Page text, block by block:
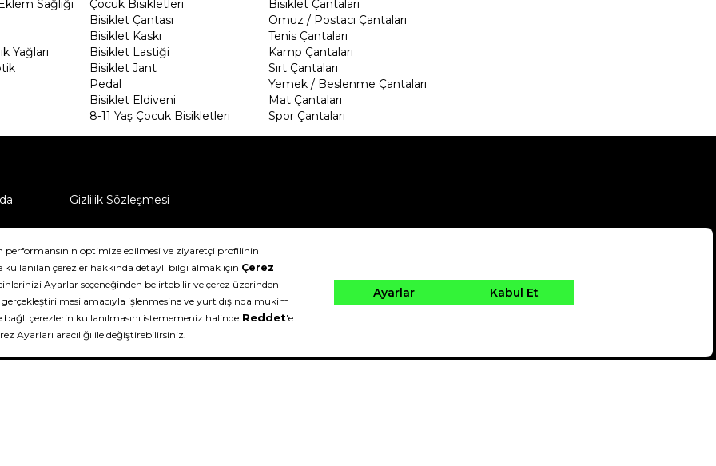
Sağlığı
Yağları
Çocuk Bisikletleri
Bisiklet Çantası
Bisiklet Kaskı
Bisiklet Lastiği
Bisiklet Jant
Pedal
Bisiklet Eldiveni
8-11 Yaş Çocuk Bisikletleri
Bisiklet Çantaları
Omuz / Postacı Çantaları
Tenis Çantaları
Kamp Çantaları
Sırt Çantaları
Yemek / Beslenme Çantaları
Mat Çantaları
Spor Çantaları
Gizlilik Sözleşmesi